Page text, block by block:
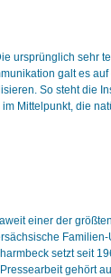
ursprünglich sehr
galt es
So steht die
Mittelpunkt, die
einer der
setzt seit
gehört